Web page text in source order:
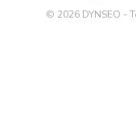
© 2026 DYNSEO -